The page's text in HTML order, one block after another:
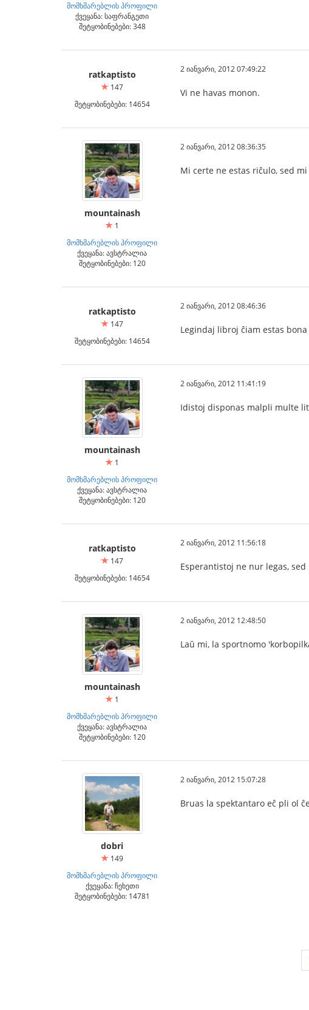
მომხმარებლის პროფილი
ქვეყანა: საფრანგეთი
შეტყობინებები: 348
ratkaptisto
147
შეტყობინებები: 14654
2 იანვარი, 2012 07:49:22
Vi ne havas monon.
mountainash
1
მომხმარებლის პროფილი
ქვეყანა: ავსტრალია
შეტყობინებები: 120
2 იანვარი, 2012 08:36:35
Mi certe ne estas riĉulo, sed
ratkaptisto
147
შეტყობინებები: 14654
2 იანვარი, 2012 08:46:36
Legindaj libroj ĉiam estas bona
mountainash
1
მომხმარებლის პროფილი
ქვეყანა: ავსტრალია
შეტყობინებები: 120
2 იანვარი, 2012 11:41:19
Idistoj disponas malpli multe
ratkaptisto
147
შეტყობინებები: 14654
2 იანვარი, 2012 11:56:18
Esperantistoj ne nur legas,
mountainash
1
მომხმარებლის პროფილი
ქვეყანა: ავსტრალია
შეტყობინებები: 120
2 იანვარი, 2012 12:48:50
Laŭ mi, la sportnomo
dobri
149
მომხმარებლის პროფილი
ქვეყანა: ჩეხეთი
შეტყობინებები: 14781
2 იანვარი, 2012 15:07:28
Bruas la spektantaro eĉ pli ol